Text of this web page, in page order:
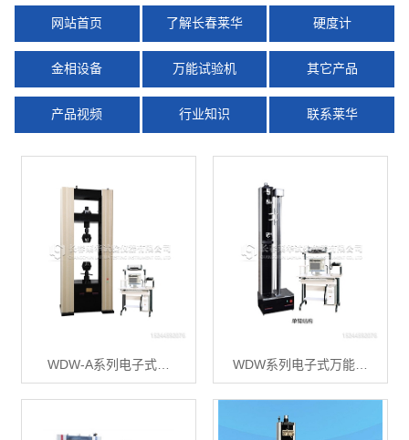
网站首页 了解长春莱华 硬度计
金相设备 万能试验机 其它产品
产品视频 行业知识 联系莱华
WDW-A系列电子式… WDW系列电子式万能…
扫描微信二维码 X